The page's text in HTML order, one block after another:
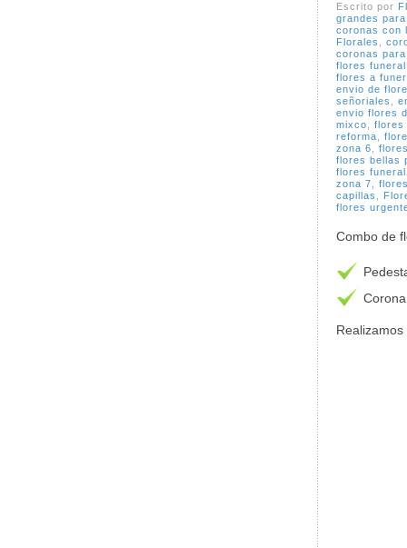
Escrito por
grandes
coronas con
Florales
coronas
flores funeral
flores a
envio de
señoriales
envio flores
mixco
flores
reforma
zona 6
flores bellas
flores
zona 7
capillas
flores
Combo de